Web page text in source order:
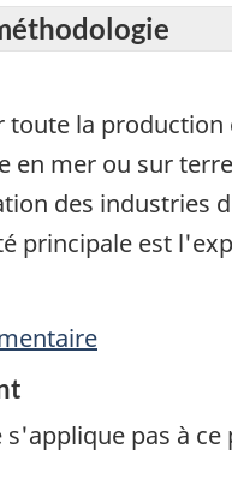
toute la
en mer ou sur
des industries
principale est
pas à